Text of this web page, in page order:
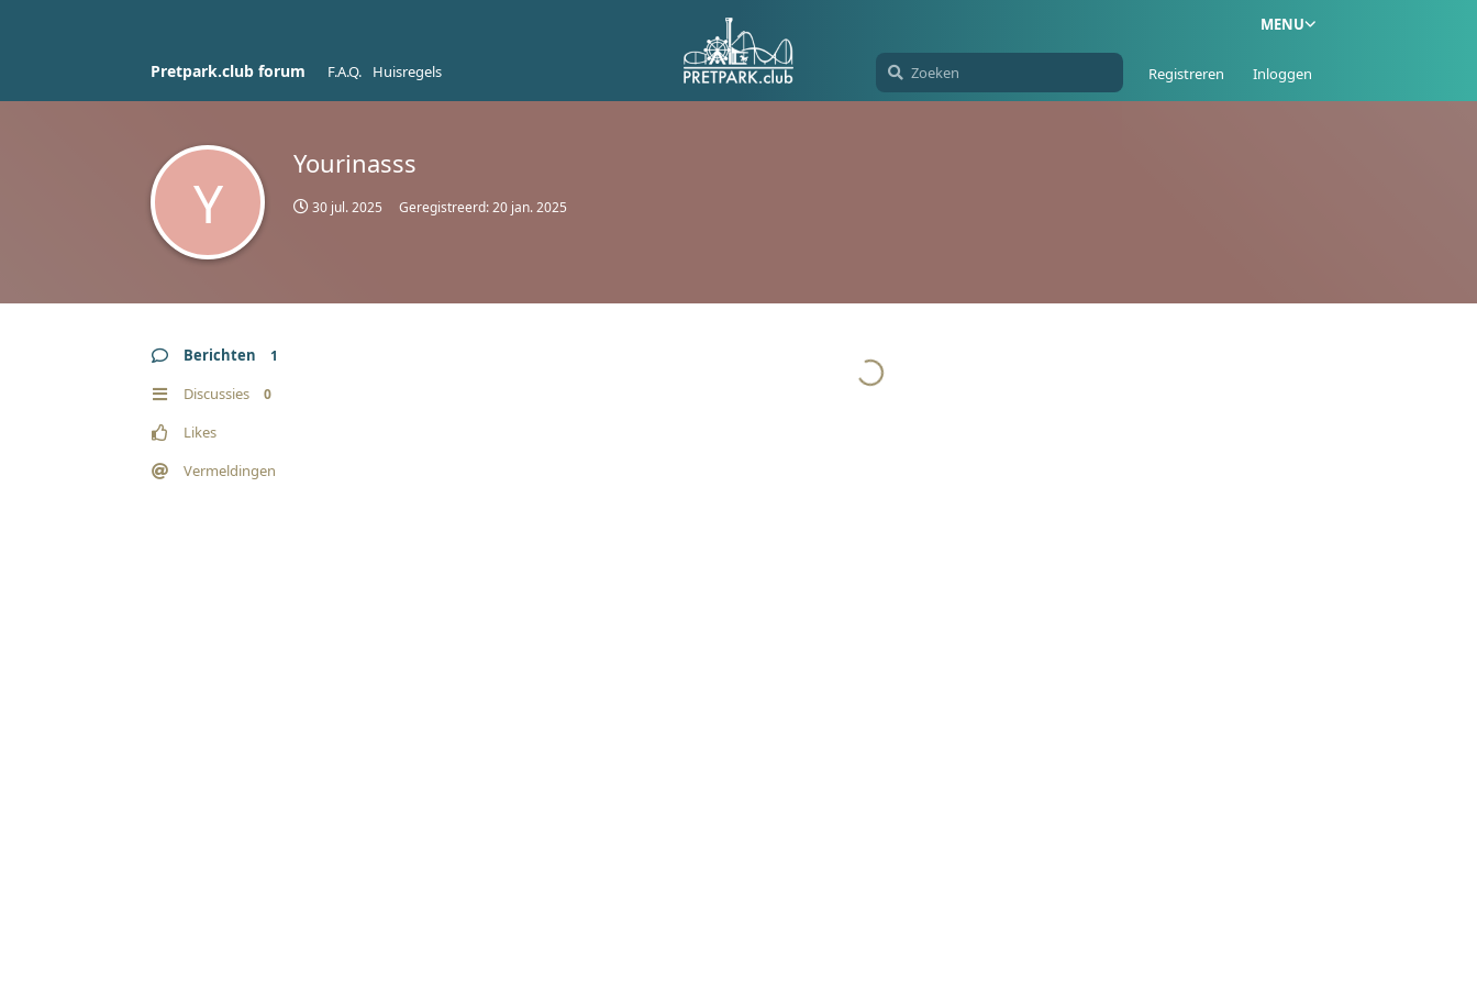
MENU
Pretpark.club forum F.A.Q. Huisregels Registreren Inloggen
Y
Yourinasss
30 jul. 2025 Geregistreerd:20 jan. 2025
Berichten 1
Discussies 0
Likes
Vermeldingen